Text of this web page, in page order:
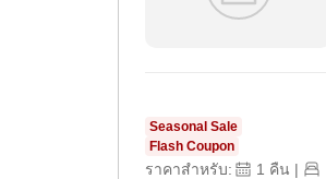
Seasonal Sale
Flash Coupon
ราคาสำหรับ: 1 คืน |